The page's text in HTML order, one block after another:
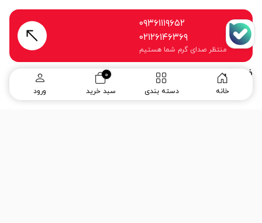
خانه دسته بندی سبد خرید
0
ورود
فروشگاه اینترنتی جمال کافه
۰۹۳۶۱۱۱۹۶۵۲
۰۲۱۲۶۱۴۶۳۶۹
منتظر صدای گرم شما هستیم